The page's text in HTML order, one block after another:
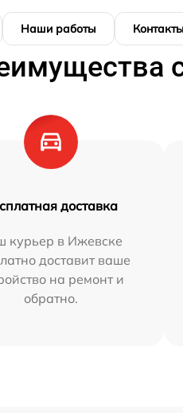
Наши работы Контакты
доставка
курьер в Ижевске
доставит ваше
на ремонт и
обратно.